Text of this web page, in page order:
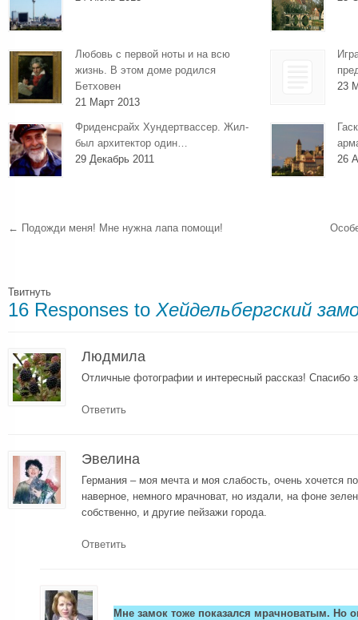
Любовь с первой ноты и на всю
жизнь. В этом доме родился
Бетховен
21 Март 2013
Фриденсрайх Хундертвассер. Жил-
был архитектор один…
29 Декабрь 2011
23
26
← Подожди меня! Мне нужна лапа помощи!
Твитнуть
16 Responses to Хейдельбергский
Людмила
Отличные фотографии и интересный рассказ! Спасибо
Ответить
Эвелина
Германия – моя мечта и моя слабость, очень хочется
наверное, немного мрачноват, но издали, на фоне
собственно, и другие пейзажи города.
Ответить
Мне замок тоже показался мрачноватым. Но